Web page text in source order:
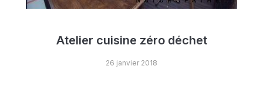
Atelier cuisine zéro déchet
26 janvier 2018